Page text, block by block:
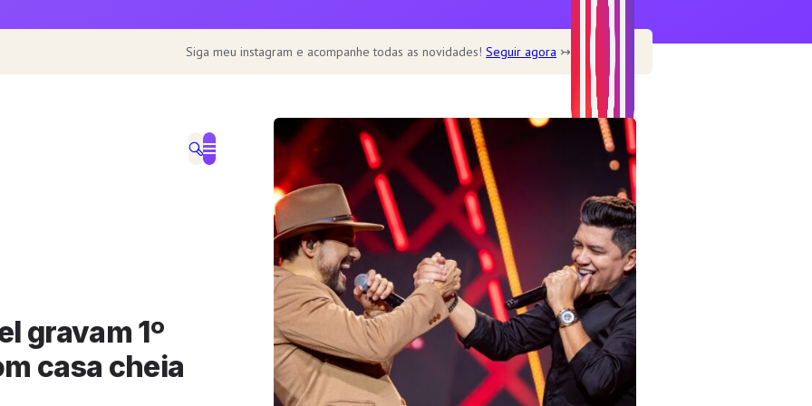
Siga meu instagram e acompanhe todas as novidades!Seguir agora ↣
gravam 1º
casa cheia
Home
Home – Main
Home – Cookbook
Home – Recipe blog
Home – Cafe
Recipe
Healthy
Soup
Desserts
Dine out
Features
Single post templates
Contact